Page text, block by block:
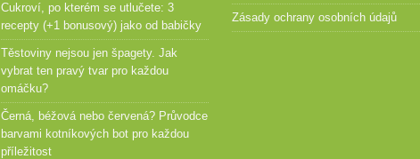
Cukroví, po kterém se utlučete: 3
recepty (+1 bonusový) jako od babičky
Těstoviny nejsou jen špagety. Jak
vybrat ten pravý tvar pro každou
omáčku?
Černá, béžová nebo červená? Průvodce
barvami kotníkových bot pro každou
příležitost
Zásady ochrany osobních údajů